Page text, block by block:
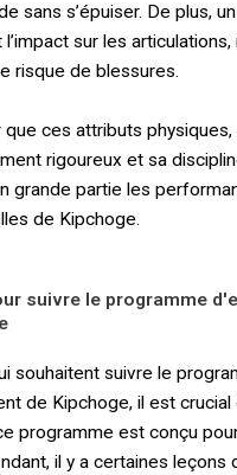
sans s’épuiser. De plus,
l’impact sur les articulations,
risque de blessures.
que ces attributs
rigoureux et sa
grande partie les
de Kipchoge.
suivre le programme
souhaitent suivre le
de Kipchoge, il est
programme est conçu
il y a certaines leçons